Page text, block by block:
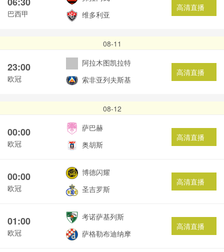
巴西甲
维多利亚
高清直播
08-11
23:00
欧冠
阿拉木图凯拉特
索非亚列夫斯基
高清直播
08-12
00:00
欧冠
萨巴赫
奥胡斯
高清直播
00:00
欧冠
博德闪耀
圣吉罗斯
高清直播
01:00
欧冠
考诺萨基列斯
萨格勒布迪纳摩
高清直播